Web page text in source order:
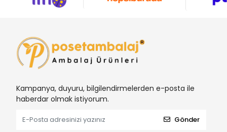
Kampanya, duyuru, bilgilendirmelerden e-posta ile
haberdar olmak istiyorum.
Gönder